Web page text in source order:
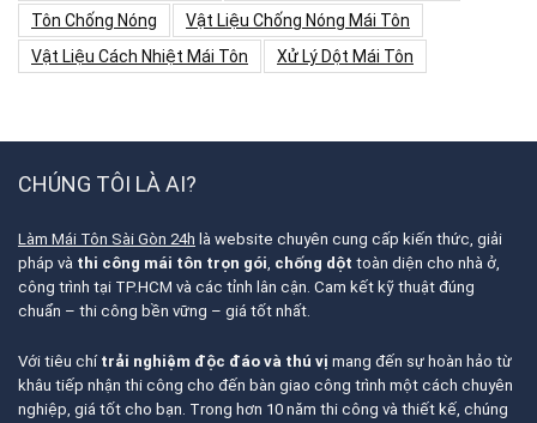
Tôn Chống Nóng
Vật Liệu Chống Nóng Mái Tôn
Vật Liệu Cách Nhiệt Mái Tôn
Xử Lý Dột Mái Tôn
CHÚNG TÔI LÀ AI?
Làm Mái Tôn Sài Gòn 24h là website chuyên cung cấp kiến thức, giải
pháp và thi công mái tôn trọn gói, chống dột toàn diện cho nhà ở,
công trình tại TP.HCM và các tỉnh lân cận. Cam kết kỹ thuật đúng
chuẩn – thi công bền vững – giá tốt nhất.
Với tiêu chí trải nghiệm độc đáo và thú vị mang đến sự hoàn hảo từ
khâu tiếp nhận thi công cho đến bàn giao công trình một cách chuyên
nghiệp, giá tốt cho bạn. Trong hơn 10 năm thi công và thiết kế, chúng